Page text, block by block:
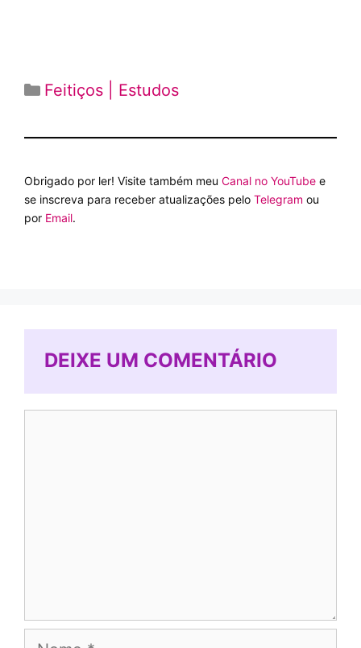
Categorias
Feitiços | Estudos
Obrigado por ler! Visite também meu Canal no YouTube e
se inscreva para receber atualizações pelo Telegram ou
por Email.
DEIXE UM COMENTÁRIO
Nome